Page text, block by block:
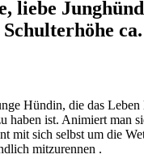
liebe
Hündin, die das
haben ist. Animiert man
mit sich selbst um die
mitzurennen .